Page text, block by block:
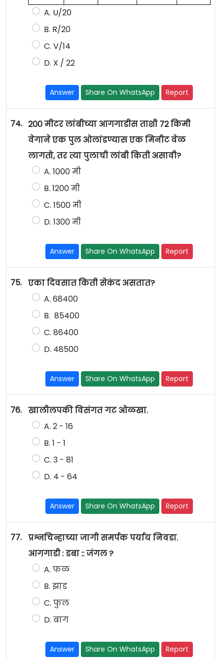
A. U/20
B. R/20
C. V/14
D. X / 22
Answer Share On WhatsApp Report
74. 200 मीटर लांबीच्या आगगाडीस ताशी 72 किमी
वेगाने एक पुल ओलांडण्यास एक मिनीट वेळ
लागतो, तर त्या पुलाची लांबी किती असावी?
A. 1000 मी
B. 1200 मी
C. 1500 मी
D. 1300 मी
Answer Share On WhatsApp Report
75. एका दिवसात किती सेकंद असतात?
A. 68400
B. 85400
C. 86400
D. 48500
Answer Share On WhatsApp Report
76. खालीलपकी विसंगत गट ओळखा.
A. 2 - 16
B. 1 - 1
C. 3 - 81
D. 4 - 64
Answer Share On WhatsApp Report
77. प्रश्नचिन्हाच्या जागी समर्पक पर्याय निवडा.
आगगाडी : डबा :: जंगल ?
A. फळ
B. झाड
C. फुल
D. बाग
Answer Share On WhatsApp Report